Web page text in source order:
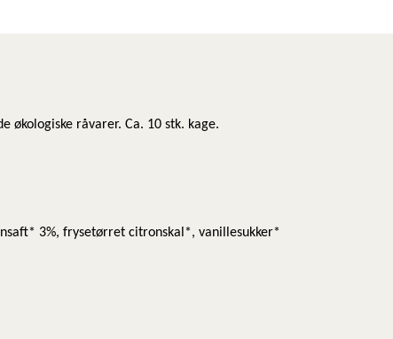
økologiske råvarer. Ca. 10 stk. kage.
3%, frysetørret citronskal*, vanillesukker*